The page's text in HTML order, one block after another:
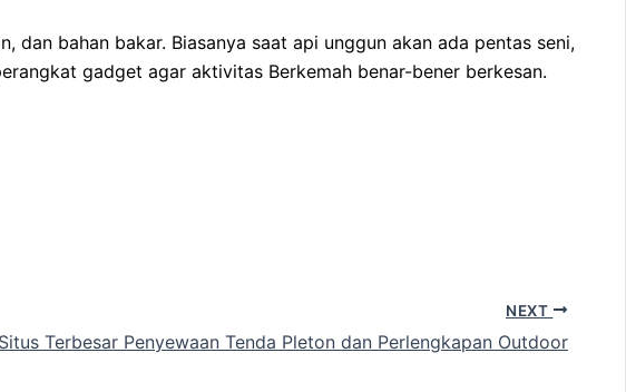
dan bahan bakar. Biasanya saat api unggun akan ada pentas seni,
gadget agar aktivitas Berkemah benar-bener berkesan.
NEXT
Situs Terbesar Penyewaan Tenda Pleton dan Perlengkapan Outdoor